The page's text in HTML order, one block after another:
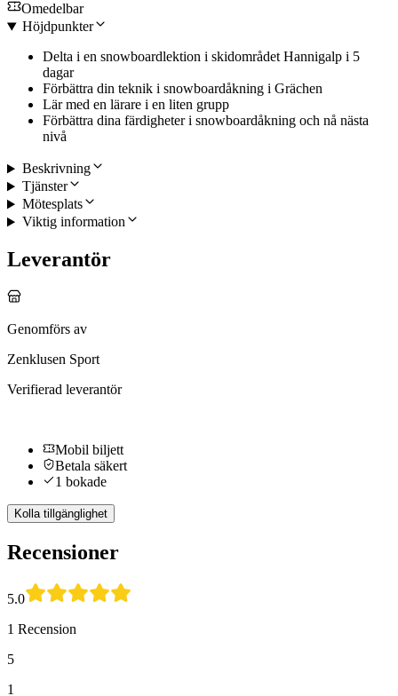
Omedelbar
Höjdpunkter
Delta i en snowboardlektion i skidområdet Hannigalp i 5
dagar
Förbättra din teknik i snowboardåkning i Grächen
Lär med en lärare i en liten grupp
Förbättra dina färdigheter i snowboardåkning och nå nästa
nivå
Beskrivning
Tjänster
Mötesplats
Viktig information
Leverantör
Genomförs av
Zenklusen Sport
Verifierad leverantör
Mobil biljett
Betala säkert
1 bokade
Kolla tillgänglighet
Recensioner
5.0
1 Recension
5
1